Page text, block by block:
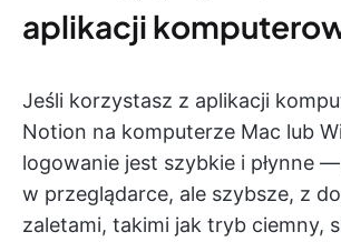
aplikacji
Jeśli korzystasz z aplikacji
Notion na komputerze Mac lub
logowanie jest szybkie i płynne
w przeglądarce, ale szybsze, z
zaletami, takimi jak tryb ciemny,